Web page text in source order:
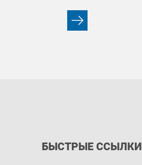
БЫСТРЫЕ ССЫЛКИ